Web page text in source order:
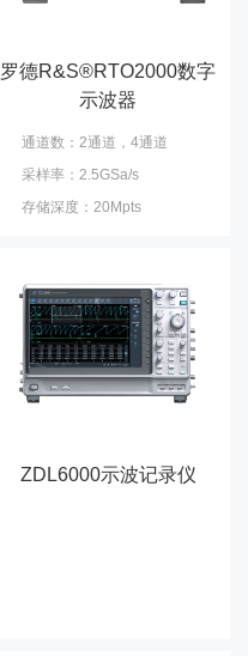
罗德R&S®RTO2000数字
示波器
通道数：2通道，4通道
采样率：2.5GSa/s
存储深度：20Mpts
ZDL6000示波记录仪